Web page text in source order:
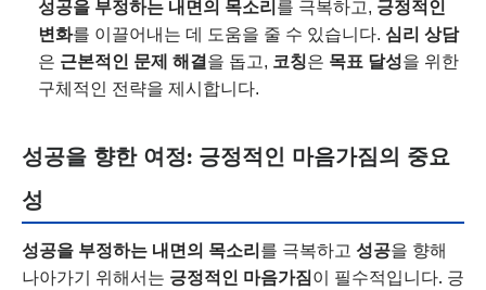
성공을 부정하는 내면의 목소리 를 극복하고, 긍정적인
변화를 이끌어내는 데 도움을 줄 수 있습니다. 심리 상담
은 근본적인 문제 해결 을 돕고, 코칭은 목표 달성을 위한
구체적인 전략을 제시합니다.
성공을 향한 여정: 긍정적인 마음가짐의 중요
성
성공을 부정하는 내면의 목소리를 극복하고 성공을 향해
나아가기 위해서는 긍정적인 마음가짐이 필수적입니다. 긍